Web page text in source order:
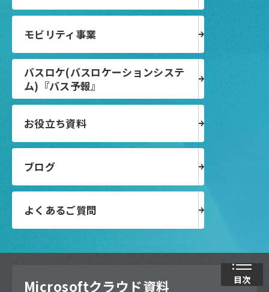
モビリティ事業
バスロケ(バスロケーションシステ
ム)『バス予報』
お役立ち資料
ブログ
よくあるご質問
目次
Microsoftクラウド資料